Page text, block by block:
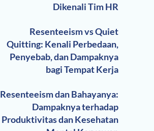
Dikenali Tim HR
Resenteeism vs Quiet
Quitting: Kenali Perbedaan,
Penyebab, dan Dampaknya
bagi Tempat Kerja
Resenteeism dan Bahayanya:
Dampaknya terhadap
Produktivitas dan Kesehatan